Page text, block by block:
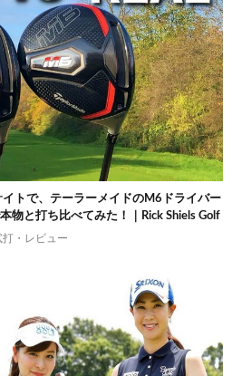
イトで、テーラーメイドのM6ドライバー
物と打ち比べてみた！｜Rick Shiels Golf
打・レビュー